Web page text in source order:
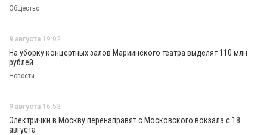
Общество
9 августа 19:02
На уборку концертных залов Мариинского театра выделят 110 млн
рублей
Новости
9 августа 16:53
Электрички в Москву перенаправят с Московского вокзала с 18
августа